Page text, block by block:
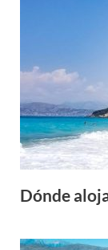
Dónde